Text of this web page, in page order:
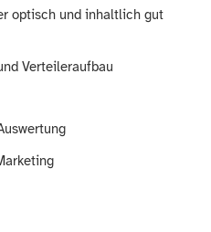
optisch und inhaltlich gut
Verteileraufbau